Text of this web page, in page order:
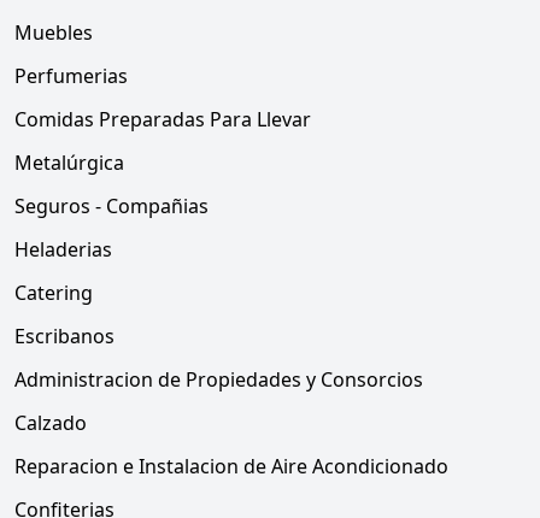
Muebles
Perfumerias
Comidas Preparadas Para Llevar
Metalúrgica
Seguros - Compañias
Heladerias
Catering
Escribanos
Administracion de Propiedades y Consorcios
Calzado
Reparacion e Instalacion de Aire Acondicionado
Confiterias